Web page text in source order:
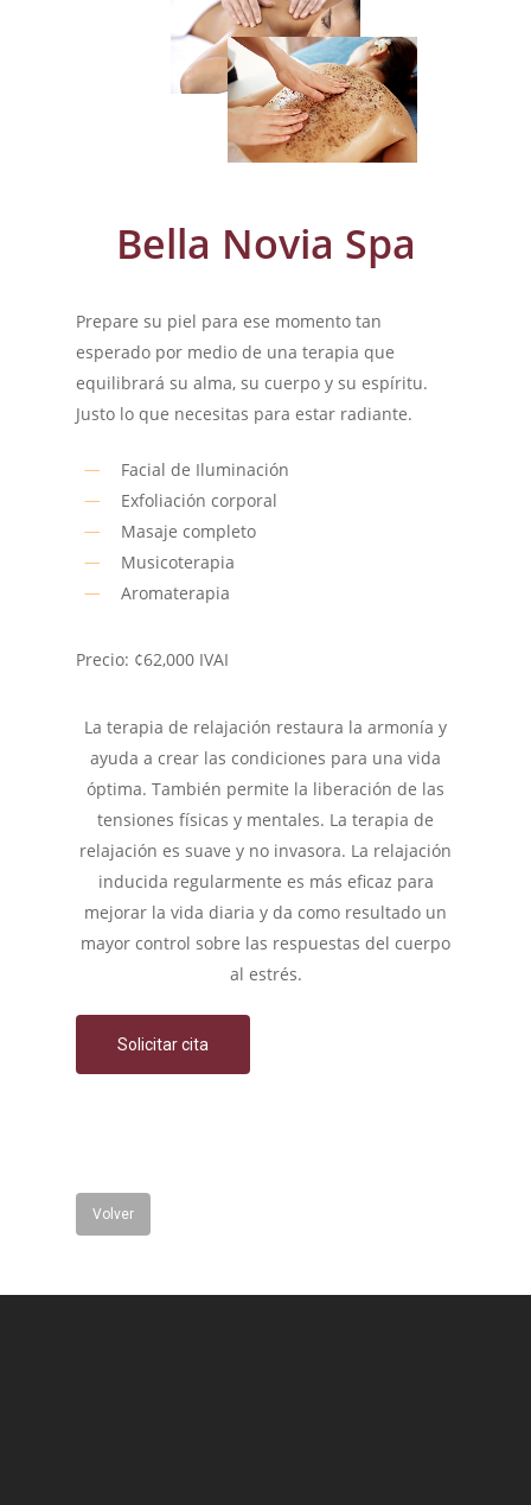
Bella Novia Spa
Prepare su piel para ese momento tan
esperado por medio de una terapia que
equilibrará su alma, su cuerpo y su espíritu.
Justo lo que necesitas para estar radiante.
Facial de Iluminación
Exfoliación corporal
Masaje completo
Musicoterapia
Aromaterapia
Precio: ¢62,000 IVAI
La terapia de relajación restaura la armonía y
ayuda a crear las condiciones para una vida
óptima. También permite la liberación de las
tensiones físicas y mentales. La terapia de
relajación es suave y no invasora. La relajación
inducida regularmente es más eficaz para
mejorar la vida diaria y da como resultado un
mayor control sobre las respuestas del cuerpo
al estrés.
Solicitar cita
Volver